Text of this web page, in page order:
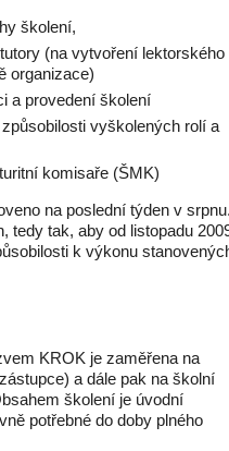
školení,
(na vytvoření lektorského
organizace)
a provedení školení
vyškolených rolí a
komisaře (ŠMK)
na poslední týden v
tedy tak, aby od listopadu
k výkonu
KROK je zaměřena na
a dále pak na školní
školení je úvodní
potřebné do doby plného